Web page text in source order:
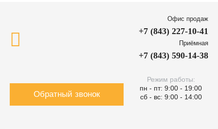
Офис продаж
+7 (843) 227-10-41
Приёмная
+7 (843) 590-14-38
Обратный звонок
Режим работы:
пн - пт: 9:00 - 19:00
сб - вс: 9:00 - 14:00